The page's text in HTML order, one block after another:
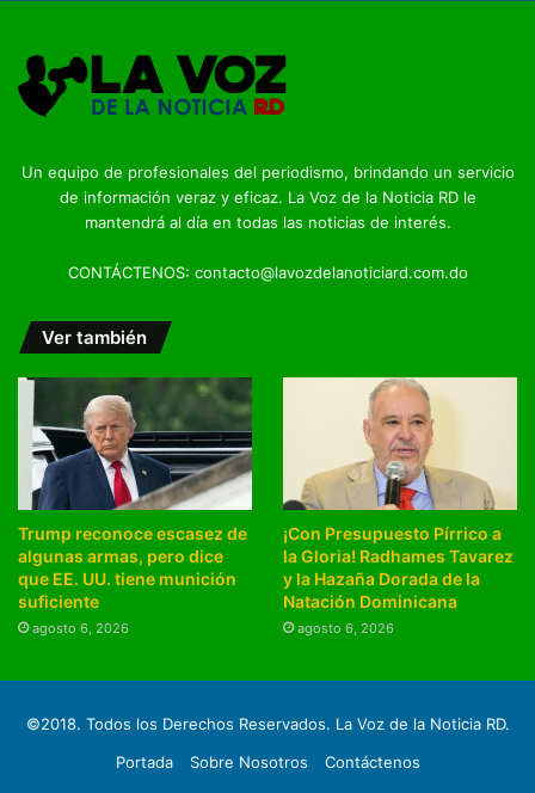
Un equipo de profesionales del periodismo, brindando un servicio
de información veraz y eficaz. La Voz de la Noticia RD le
mantendrá al día en todas las noticias de interés.
CONTÁCTENOS: contacto@lavozdelanoticiard.com.do
Ver también
Trump reconoce escasez de
algunas armas, pero dice
que EE. UU. tiene munición
suficiente
agosto 6, 2026
¡Con Presupuesto Pírrico a
la Gloria! Radhames Tavarez
y la Hazaña Dorada de la
Natación Dominicana
agosto 6, 2026
©2018. Todos los Derechos Reservados. La Voz de la Noticia RD.
Portada
Sobre Nosotros Contáctenos